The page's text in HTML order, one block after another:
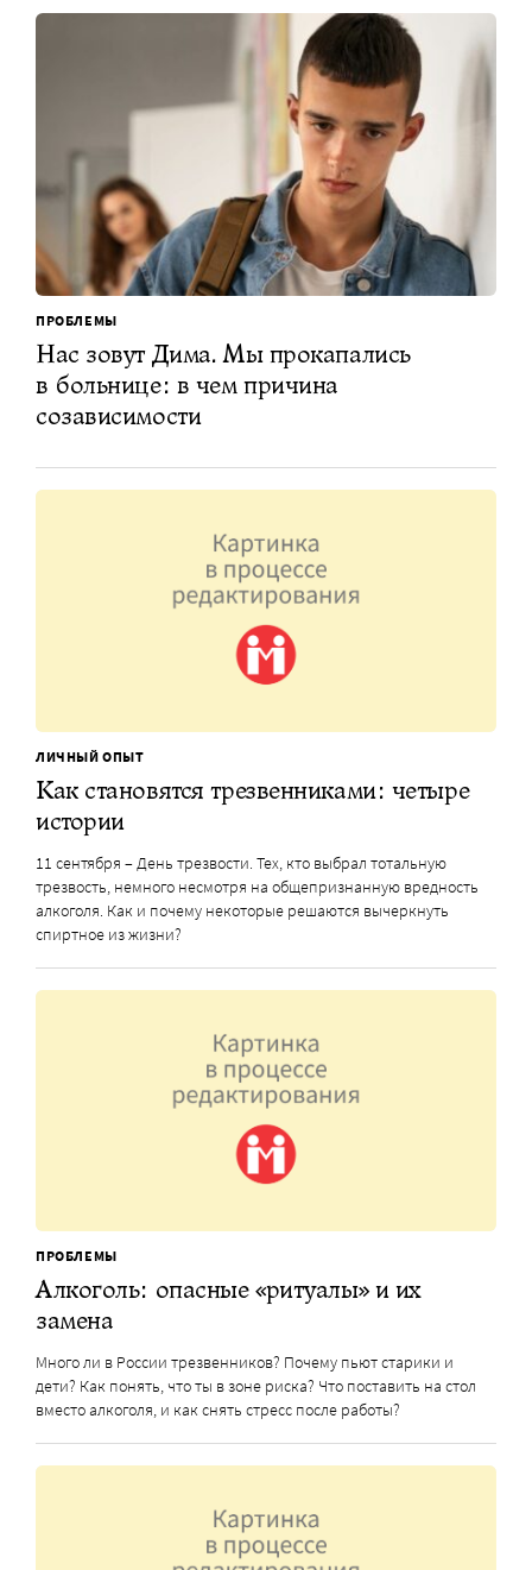
ПРОБЛЕМЫ
Нас зовут Дима. Мы прокапались
в больнице: в чем причина
созависимости
ЛИЧНЫЙ ОПЫТ
Как становятся трезвенниками: четыре
истории
11 сентября – День трезвости. Тех, кто выбрал тотальную
трезвость, немного несмотря на общепризнанную вредность
алкоголя. Как и почему некоторые решаются вычеркнуть
спиртное из жизни?
ПРОБЛЕМЫ
Алкоголь: опасные «ритуалы» и их
замена
Много ли в России трезвенников? Почему пьют старики и
дети? Как понять, что ты в зоне риска? Что поставить на стол
вместо алкоголя, и как снять стресс после работы?